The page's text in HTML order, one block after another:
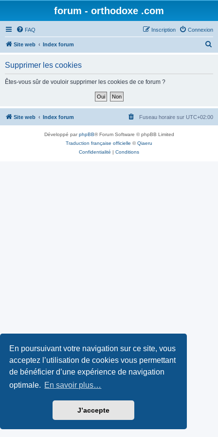
En poursuivant votre navigation sur ce site, vous
acceptez l’utilisation de cookies vous permettant
de bénéficier d’une expérience de navigation
optimale. En savoir plus…
J’accepte
forum - orthodoxe .com
FAQ Connexion
Inscription
Site web Index forum
h
Supprimer les cookies
Êtes-vous sûr de vouloir supprimer les cookies de ce forum ?
Site web Index forum Fuseau horaire sur UTC+02:00
Développé parphpBB® Forum Software © phpBB Limited
Traduction française officielle ©Qiaeru
Confidentialité | Conditions